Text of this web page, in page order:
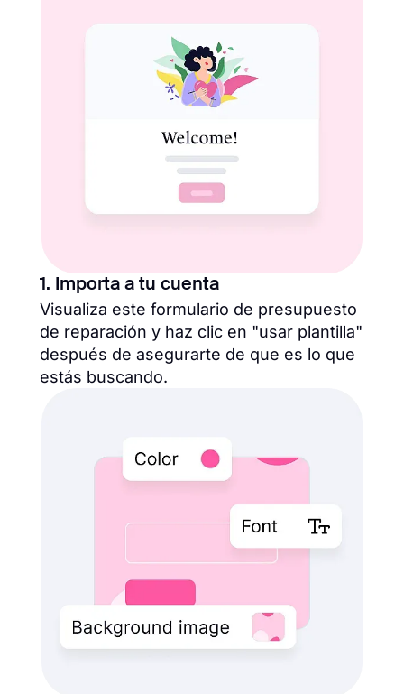
1. Importa a tu cuenta
Visualiza este formulario de presupuesto
de reparación y haz clic en "usar plantilla"
después de asegurarte de que es lo que
estás buscando.